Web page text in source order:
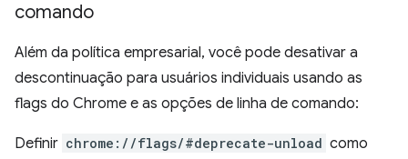
comando
Além da política empresarial, você pode desativar a
descontinuação para usuários individuais usando as
flags do Chrome e as opções de linha de comando:
Definir chrome://flags/#deprecate-unload como